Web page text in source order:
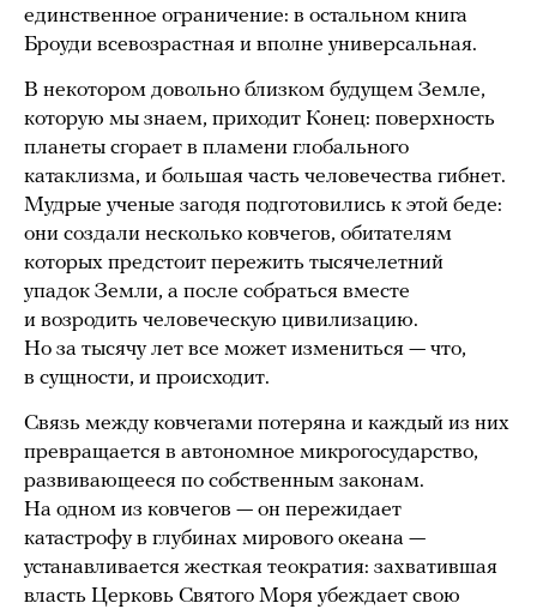
единственное ограничение: в остальном книга
Броуди всевозрастная и вполне универсальная.
В некотором довольно близком будущем Земле,
которую мы знаем, приходит Конец: поверхность
планеты сгорает в пламени глобального
катаклизма, и большая часть человечества гибнет.
Мудрые ученые загодя подготовились к этой беде:
они создали несколько ковчегов, обитателям
которых предстоит пережить тысячелетний
упадок Земли, а после собраться вместе
и возродить человеческую цивилизацию.
Но за тысячу лет все может измениться — что,
в сущности, и происходит.
Связь между ковчегами потеряна и каждый из них
превращается в автономное микрогосударство,
развивающееся по собственным законам.
На одном из ковчегов — он пережидает
катастрофу в глубинах мирового океана —
устанавливается жесткая теократия: захватившая
власть Церковь Святого Моря убеждает свою